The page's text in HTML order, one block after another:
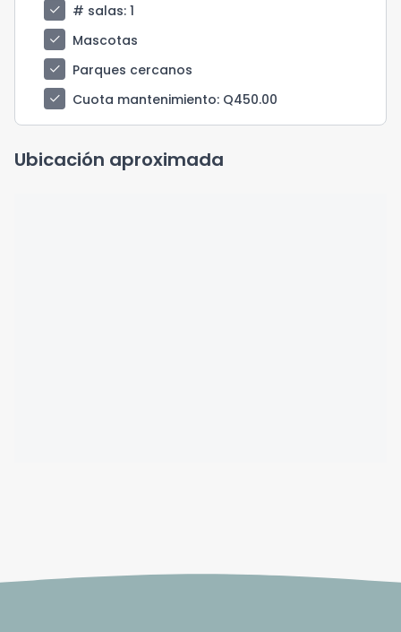
check
# salas: 1
check
Mascotas
check
Parques cercanos
check
Cuota mantenimiento: Q450.00
Ubicación aproximada